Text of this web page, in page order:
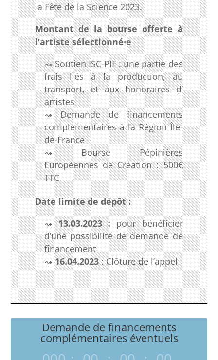
la Fête de la Science 2023.
Montant de la bourse offerte à
l’artiste sélectionné·e
Soutien ISC-PIF : une partie des
frais liés à la production, au
transport, et aux honoraires d’
artistes
Demande de financements
complémentaires à la Région Île-
de-France
Bourse Pépinières
Européennes de Création : 500€
TTC
Date limite de dépôt :
13.03.2023 :pour bénéficier
d’une possibilité de demande de
financement
16.04.2023: Clôture de l’appel
Demande de financements
complémentaires éventuels